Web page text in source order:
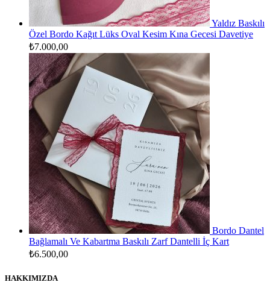
Yaldız Baskılı
Özel Bordo Kağıt Lüks Oval Kesim Kına Gecesi Davetiye
₺7.000,00
Bordo Dantel
Bağlamalı Ve Kabartma Baskılı Zarf Dantelli İç Kart
₺6.500,00
HAKKIMIZDA